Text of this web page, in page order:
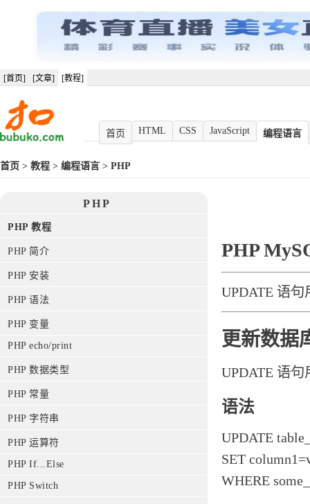
[首页] [文章] [教程]
首页 HTML CSS JavaScript 编程语言
首页 > 教程 > 编程语言 > PHP
PHP
PHP 教程
PHP 简介
PHP 安装
PHP 语法
PHP 变量
PHP echo/print
PHP 数据类型
PHP 常量
PHP 字符串
PHP 运算符
PHP If...Else
PHP Switch
PHP
UPDATE 语
更新数据
UPDATE 语
语法
UPDATE
SET
WHERE